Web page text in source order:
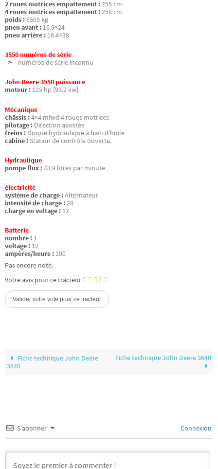
2 roues motrices empattement :255 cm
4 roues motrices empattement :258 cm
poids :6509 kg
pneu avant : 16.9×24
pneu arrière : 18.4×38
3550 numéros de série
–>– numéros de série inconnu
John Deere 3550 puissance
moteur : 125 hp [93.2 kw]
Mécanique
châssis :4×4 mfwd 4 roues motrices
pilotage : Direction assistée
freins : Disque hydraulique à bain d’huile
cabine : Station de contrôle ouverte.
Hydraulique
pompe flux :43.9 litres par minute
électricité
système de charge :Alternateur
intensité de charge :28
charge en voltage : 12
Batterie
nombre : 1
voltage : 12
ampères/heure : 100
Pas encore noté.
Votre avis pour ce tracteur
Fiche technique John Deere
3540
Fiche technique John Deere 3640
S’abonner Connexion